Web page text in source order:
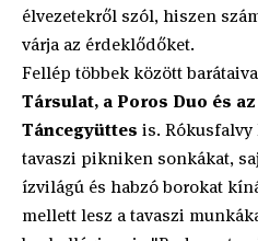
élvezetekről szól, hiszen
várja az érdeklődőket.
Fellép többek között
Társulat, a Poros Duo és
Táncegyüttes is. Rókusfalvy
tavaszi pikniken sonkákat,
ízvilágú és habzó borokat
mellett lesz a tavaszi